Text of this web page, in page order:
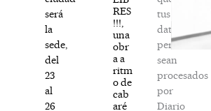
será
la
sede,
del
23
al
26
RES
!!!,
una
obr
a a
ritm
o de
cab
aré
tus
datos
personales
sean
procesados
por
Diario